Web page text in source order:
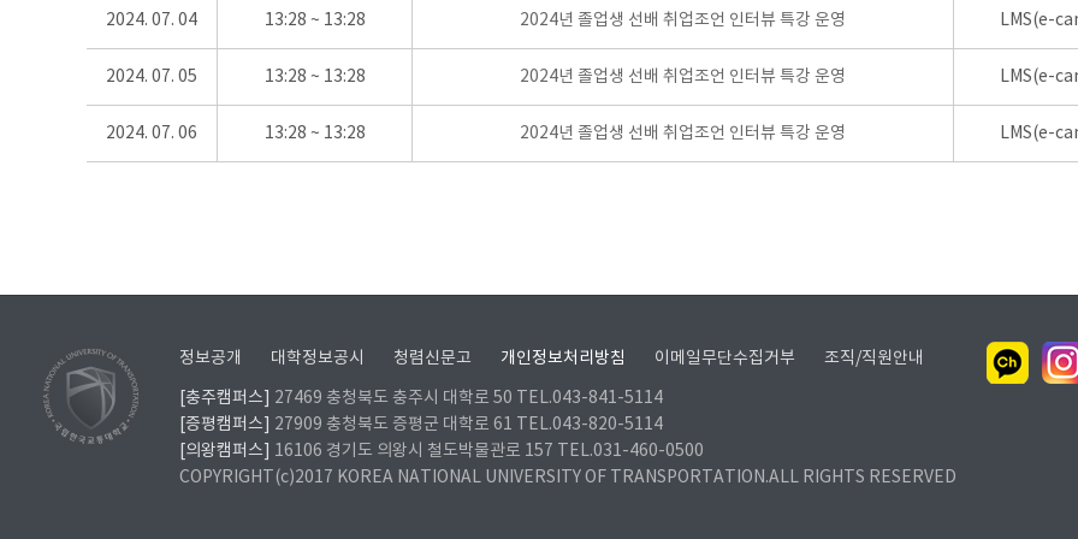
2024. 07. 04 13:28 ~ 13:28 2024년 졸업생 선배 취업조언 인터뷰 특강 운영 LMS(e-
2024. 07. 05 13:28 ~ 13:28 2024년 졸업생 선배 취업조언 인터뷰 특강 운영 LMS(e-
2024. 07. 06 13:28 ~ 13:28 2024년 졸업생 선배 취업조언 인터뷰 특강 운영 LMS(e-
정보공개 대학정보공시 청렴신문고 개인정보처리방침 이메일무단수집거부 조직/직원안내
[충주캠퍼스]
27469 충청북도 충주시 대학로 50 TEL.043-841-5114
[증평캠퍼스]
27909 충청북도 증평군 대학로 61 TEL.043-820-5114
[의왕캠퍼스]
16106 경기도 의왕시 철도박물관로 157 TEL.031-460-0500
COPYRIGHT(c)2017 KOREA NATIONAL UNIVERSITY OF TRANSPORTATION.ALL RIGHTS RESERVED